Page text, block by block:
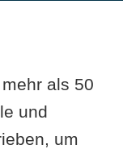
als 50
und
um